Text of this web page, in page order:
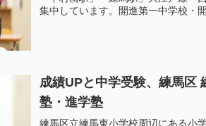
集中しています。開進第一中学校・
成績UPと中学受験、練馬区
塾・進学塾
練馬区立練馬東小学校周辺にある小